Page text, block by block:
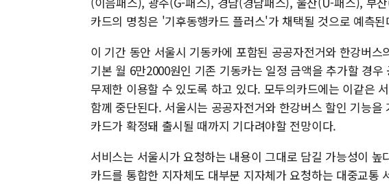
카드의 명칭은 '기후동행카드 플러스'가 채택될 것으로 예측된
이 기간 동안 서울시 기동카에 포함된 공공자전거와 한강버
기본 월 6만2000원인 기존 기동카는 일정 금액을 추가할 경
무제한 이용할 수 있도록 하고 있다. 모두의카드에는 이같은
함께 중단된다. 서울시는 공공자전거와 한강버스 할인 기능
카드가 확정돼 출시될 때까지 기다려야할 전망이다.
서비스는 서울시가 요청하는 내용이 그대로 담길 가능성이
카드를 통합한 지자체도 대부분 지자체가 요청하는 대중교통